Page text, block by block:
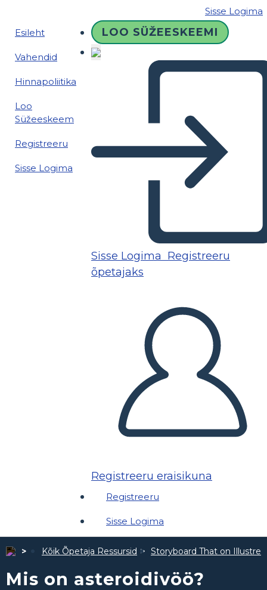
Sisse Logima
Esileht
Vahendid
Hinnapoliitika
Loo
Süžeeskeem
Registreeru
Sisse Logima
LOO SÜŽEESKEEMI
Sisse Logima Registreeru
õpetajaks
Registreeru eraisikuna
Registreeru
Sisse Logima
Kõik Õpetaja Ressursid Storyboard That on
Mis on asteroidivöö?